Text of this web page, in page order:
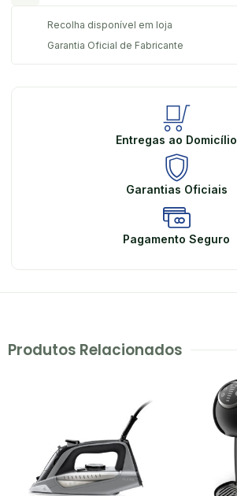
Recolha disponível em loja
Garantia Oficial de Fabricante
Entregas ao Domicílio
Garantias Oficiais
Pagamento Seguro
Produtos Relacionados